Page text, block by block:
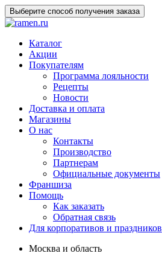
Выберите способ получения заказа
Каталог
Акции
Покупателям
Программа лояльности
Рецепты
Новости
Доставка и оплата
Магазины
О нас
Контакты
Производство
Партнерам
Официальные документы
Франшиза
Помощь
Как заказать
Обратная связь
Для корпоративов и праздников
Москва и область